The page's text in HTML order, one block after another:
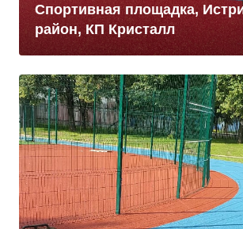
Спортивная площадка,
район, КП Кристалл